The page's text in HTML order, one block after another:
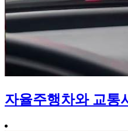
자율주행차와 교통